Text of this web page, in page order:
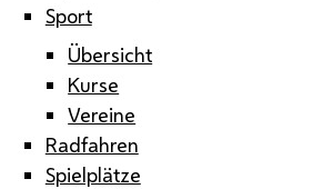
Sport
Übersicht
Kurse
Vereine
Radfahren
Spielplätze